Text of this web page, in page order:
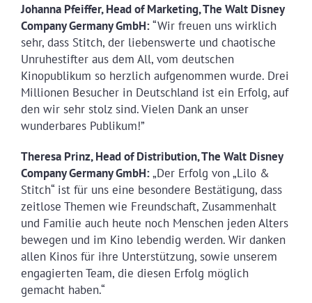
Johanna Pfeiffer, Head of Marketing, The Walt Disney
Company Germany GmbH:“Wir freuen uns wirklich
sehr, dass Stitch, der liebenswerte und chaotische
Unruhestifter aus dem All, vom deutschen
Kinopublikum so herzlich aufgenommen wurde. Drei
Millionen Besucher in Deutschland ist ein Erfolg, auf
den wir sehr stolz sind. Vielen Dank an unser
wunderbares Publikum!”
Theresa Prinz, Head of Distribution, The Walt Disney
Company Germany GmbH:„Der Erfolg von „Lilo &
Stitch“ ist für uns eine besondere Bestätigung, dass
zeitlose Themen wie Freundschaft, Zusammenhalt
und Familie auch heute noch Menschen jeden Alters
bewegen und im Kino lebendig werden. Wir danken
allen Kinos für ihre Unterstützung, sowie unserem
engagierten Team, die diesen Erfolg möglich
gemacht haben.“